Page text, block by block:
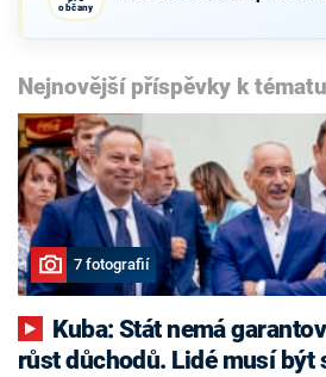
občany
Nejnovější příspěvky k tématu
7 fotografií
růst důchodů. Lidé musí být